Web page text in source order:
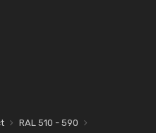
RAL 510 - 590